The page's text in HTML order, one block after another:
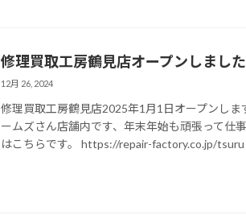
修理買取工房鶴見店オープンしました
12月 26, 2024
修理買取工房鶴見店2025年1月1日オープンしま
ームズさん店舗内です、年末年始も頑張って仕
はこちらです。 https://repair-factory.co.jp/